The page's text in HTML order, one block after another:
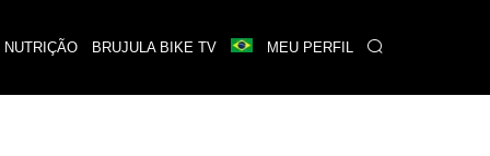
BRUJULA BIKE TV MEU PERFIL